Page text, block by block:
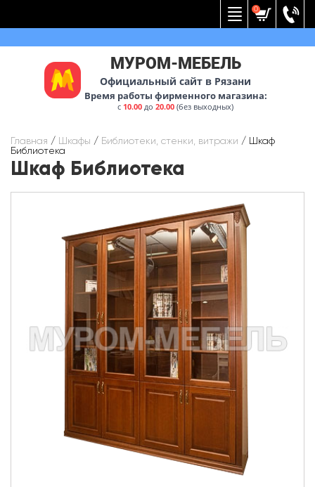
0
МУРОМ-МЕБЕЛЬ
Официальный сайт в Рязани
Время работы фирменного магазина:
с 10.00 до20.00 (без выходных)
Главная / Шкафы / Библиотеки, стенки, витражи / Шкаф
Библиотека
Шкаф Библиотека